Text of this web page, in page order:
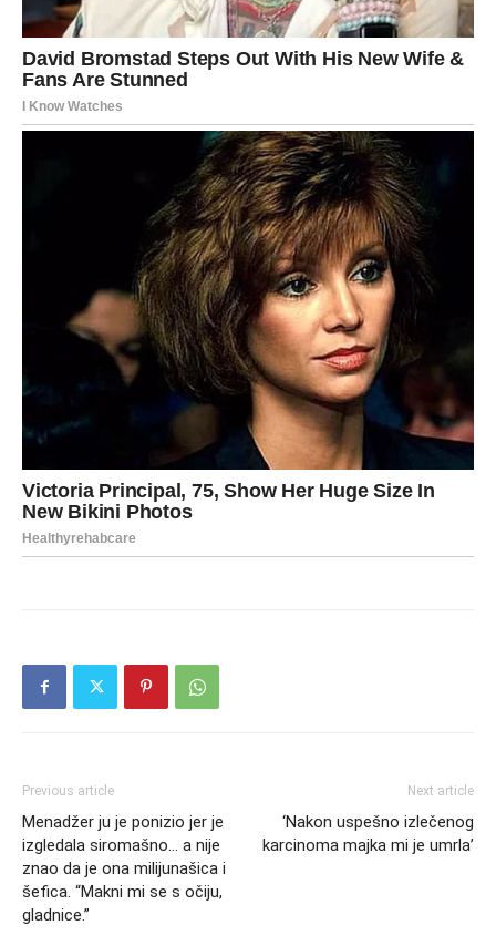
Previous article
Menadžer ju je ponizio jer je
izgledala siromašno… a nije
znao da je ona milijunašica i
šefica. “Makni mi se s očiju,
gladnice.”
Next article
‘Nakon uspešno izlečenog
karcinoma majka mi je umrla’